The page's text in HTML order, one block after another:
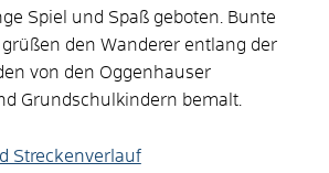
Spiel und Spaß geboten. Bunte
den Wanderer entlang der
von den Oggenhauser
Grundschulkindern bemalt.
Streckenverlauf